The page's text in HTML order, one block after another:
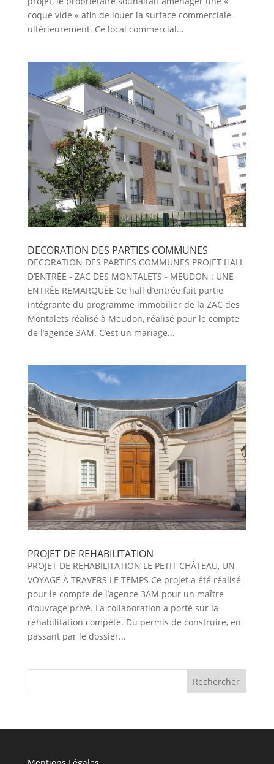
coque vide « afin de louer la surface commerciale
ultérieurement. Ce local commercial...
DECORATION DES PARTIES COMMUNES
DECORATION DES PARTIES COMMUNES PROJET HALL
D’ENTRÉE - ZAC DES MONTALETS - MEUDON : UNE
ENTRÉE REMARQUÉE Ce hall d’entrée fait partie
intégrante du programme immobilier de la ZAC des
Montalets réalisé à Meudon, réalisé pour le compte
de l’agence 3AM. C’est un mariage...
PROJET DE REHABILITATION
PROJET DE REHABILITATION LE PETIT CHÂTEAU, UN
VOYAGE À TRAVERS LE TEMPS Ce projet a été réalisé
pour le compte de l’agence 3AM pour un maître
d’ouvrage privé. La collaboration a porté sur la
réhabilitation compète. Du permis de construire, en
passant par le dossier...